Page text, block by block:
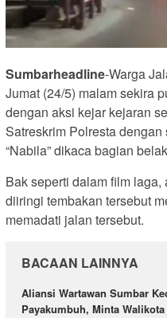
Sumbarheadline-Warga
Jumat (24/5) malam sekira
dengan aksi kejar kejaran
Satreskrim Polresta
“Nabila” dikaca bagian
Bak seperti dalam film
diiringi tembakan tersebut
memadati jalan tersebut.
BACAAN LAINNYA
Aliansi Wartawan Sumbar
Payakumbuh, Minta